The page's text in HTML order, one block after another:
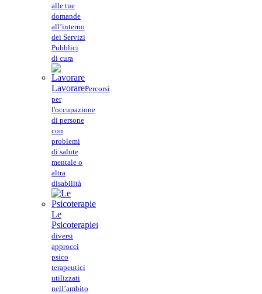
alle tue
domande
all’interno
dei Servizi
Pubblici
di cura
LavorarePercorsi
per
l'occupazione
di persone
con
problemi
di salute
mentale o
altra
disabilità
Le
PsicoterapieI
diversi
approcci
psico
terapeutici
utilizzati
nell’ambito